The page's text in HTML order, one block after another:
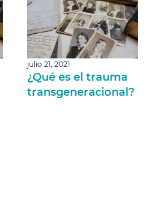
julio 21, 2021
¿Qué es el trauma
transgeneracional?